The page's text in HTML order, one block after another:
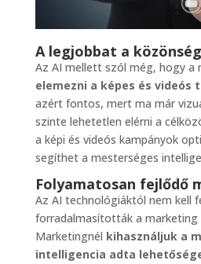
A legjobbat a
Az AI mellett szól még, hogy a
elemezni a képes és videós
azért fontos, mert ma már
szinte lehetetlen elérni a
a képi és videós kampányok
segíthet a mesterséges
Folyamatosan fejlődő
Az AI technológiáktól nem kell
forradalmasították a marketing
Marketingnél kihasználjuk a
intelligencia adta